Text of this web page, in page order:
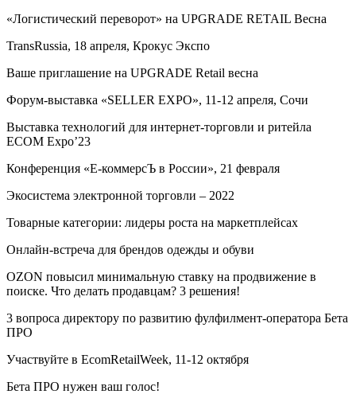
«Логистический переворот» на UPGRADE RETAIL Весна
TransRussia, 18 апреля, Крокус Экспо
Ваше приглашение на UPGRADE Retail весна
Форум-выставка «SELLER EXPO», 11-12 апреля, Сочи
Выставка технологий для интернет-торговли и ритейла
ECOM Expo’23
Конференция «Е-коммерсЪ в России», 21 февраля
Экосистема электронной торговли – 2022
Товарные категории: лидеры роста на маркетплейсах
Онлайн-встреча для брендов одежды и обуви
OZON повысил минимальную ставку на продвижение в
поиске. Что делать продавцам? 3 решения!
3 вопроса директору по развитию фулфилмент-оператора Бета
ПРО
Участвуйте в EcomRetailWeek, 11-12 октября
Бета ПРО нужен ваш голос!